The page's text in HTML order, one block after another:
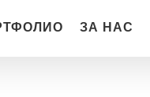
ЗА НАС